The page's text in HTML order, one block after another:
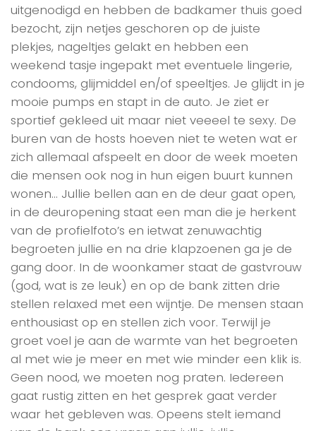
uitgenodigd en hebben de badkamer thuis goed
bezocht, zijn netjes geschoren op de juiste
plekjes, nageltjes gelakt en hebben een
weekend tasje ingepakt met eventuele lingerie,
condooms, glijmiddel en/of speeltjes. Je glijdt in je
mooie pumps en stapt in de auto. Je ziet er
sportief gekleed uit maar niet veeeel te sexy. De
buren van de hosts hoeven niet te weten wat er
zich allemaal afspeelt en door de week moeten
die mensen ook nog in hun eigen buurt kunnen
wonen… Jullie bellen aan en de deur gaat open,
in de deuropening staat een man die je herkent
van de profielfoto’s en ietwat zenuwachtig
begroeten jullie en na drie klapzoenen ga je de
gang door. In de woonkamer staat de gastvrouw
(god, wat is ze leuk) en op de bank zitten drie
stellen relaxed met een wijntje. De mensen staan
enthousiast op en stellen zich voor. Terwijl je
groet voel je aan de warmte van het begroeten
al met wie je meer en met wie minder een klik is.
Geen nood, we moeten nog praten. Iedereen
gaat rustig zitten en het gesprek gaat verder
waar het gebleven was. Opeens stelt iemand